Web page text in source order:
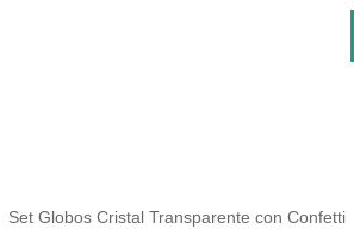
Set Globos Cristal Transparente con Confetti